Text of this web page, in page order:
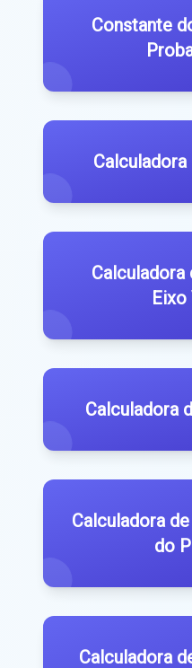
Constante
Calculadora
Calculadora
Eixo
Calculadora
Calculadora
do
Calculadora